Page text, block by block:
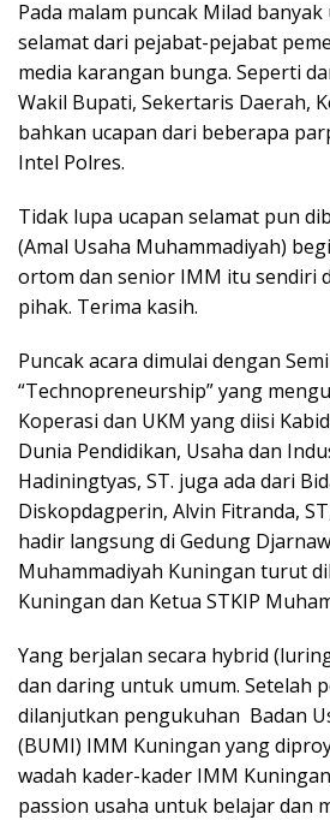
Pada malam puncak Milad
selamat dari pejabat-pejabat
media karangan bunga. Seperti
Wakil Bupati, Sekertaris Daerah,
bahkan ucapan dari beberapa
Intel Polres.
Tidak lupa ucapan selamat pun
(Amal Usaha Muhammadiyah)
ortom dan senior IMM itu sendiri
pihak. Terima kasih.
Puncak acara dimulai dengan
“Technopreneurship” yang
Koperasi dan UKM yang diisi
Dunia Pendidikan, Usaha dan
Hadiningtyas, ST. juga ada dari
Diskopdagperin, Alvin Fitranda,
hadir langsung di Gedung
Muhammadiyah Kuningan turut
Kuningan dan Ketua STKIP
Yang berjalan secara hybrid
dan daring untuk umum. Setelah
dilanjutkan pengukuhan Badan
(BUMI) IMM Kuningan yang
wadah kader-kader IMM
passion usaha untuk belajar dan